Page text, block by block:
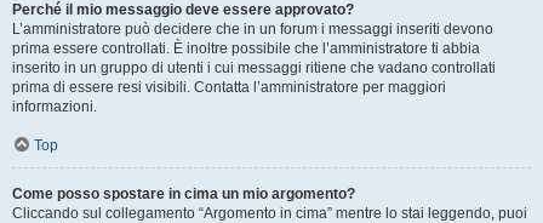
Perché il mio messaggio deve essere approvato?
L’amministratore può decidere che in un forum i messaggi inseriti devono
prima essere controllati. È inoltre possibile che l’amministratore ti abbia
inserito in un gruppo di utenti i cui messaggi ritiene che vadano controllati
prima di essere resi visibili. Contatta l’amministratore per maggiori
informazioni.
Top
Come posso spostare in cima un mio argomento?
Cliccando sul collegamento “Argomento in cima” mentre lo stai leggendo, puoi